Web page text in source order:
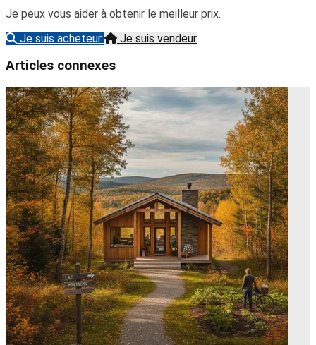
Je peux vous aider à obtenir le meilleur prix.
Je suis acheteur
Je suis vendeur
Articles connexes